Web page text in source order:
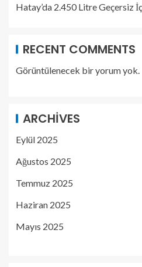
Hatay’da 2.450 Litre Geçersiz
RECENT COMMENTS
Görüntülenecek bir yorum yok.
ARCHIVES
Eylül 2025
Ağustos 2025
Temmuz 2025
Haziran 2025
Mayıs 2025